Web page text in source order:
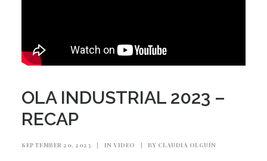
Search
OLA INDUSTRIAL 2023 –
RECAP
SEPTEMBER 20, 2023 | IN VIDEO | BY CLAUDIA OLGUÍN